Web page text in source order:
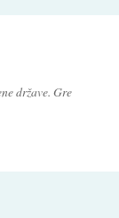
države. Gre